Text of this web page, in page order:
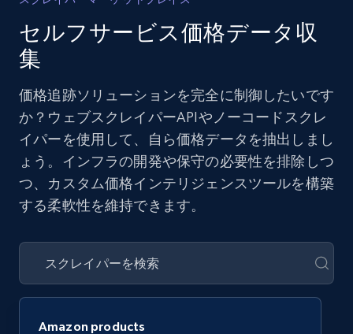
セルフサービス価格データ収
集
価格追跡ソリューションを完全に制御したいです
か？ウェブスクレイパーAPIやノーコードスクレ
イパーを使用して、自ら価格データを抽出しまし
ょう。インフラの開発や保守の必要性を排除しつ
つ、カスタム価格インテリジェンスツールを構築
する柔軟性を維持できます。
Amazon products